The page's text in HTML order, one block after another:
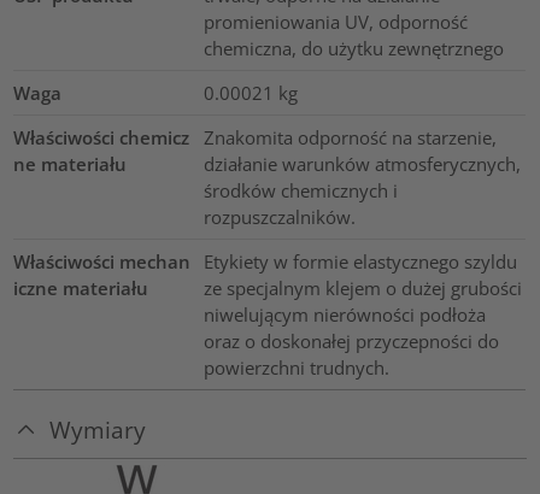
promieniowania UV, odporność
chemiczna, do użytku zewnętrznego
Waga
0.00021 kg
Właściwości chemicz
ne materiału
Znakomita odporność na starzenie,
działanie warunków atmosferycznych,
środków chemicznych i
rozpuszczalników.
Właściwości mechan
iczne materiału
Etykiety w formie elastycznego szyldu
ze specjalnym klejem o dużej grubości
niwelującym nierówności podłoża
oraz o doskonałej przyczepności do
powierzchni trudnych.
Wymiary